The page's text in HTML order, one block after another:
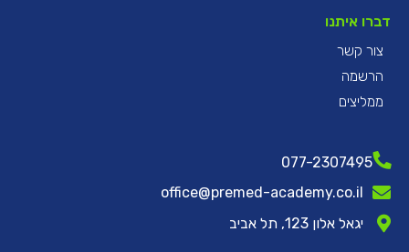
דברו איתנו
צור קשר
הרשמה
ממליצים
077-2307495
office@premed-academy.co.il
יגאל אלון 123, תל אביב